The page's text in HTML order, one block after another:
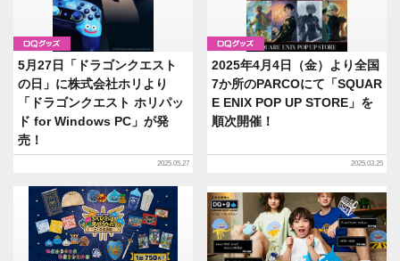
グッズ
5月27日「ドラゴンクエスト
の日」に株式会社ホリより
「ドラゴンクエスト ホリパッ
ド for Windows PC」が発
売！
2025.05.27
グッズ
2025年4月4日（金）より全国
7か所のPARCOにて「SQUAR
E ENIX POP UP STORE」を
順次開催！
2025.03.25